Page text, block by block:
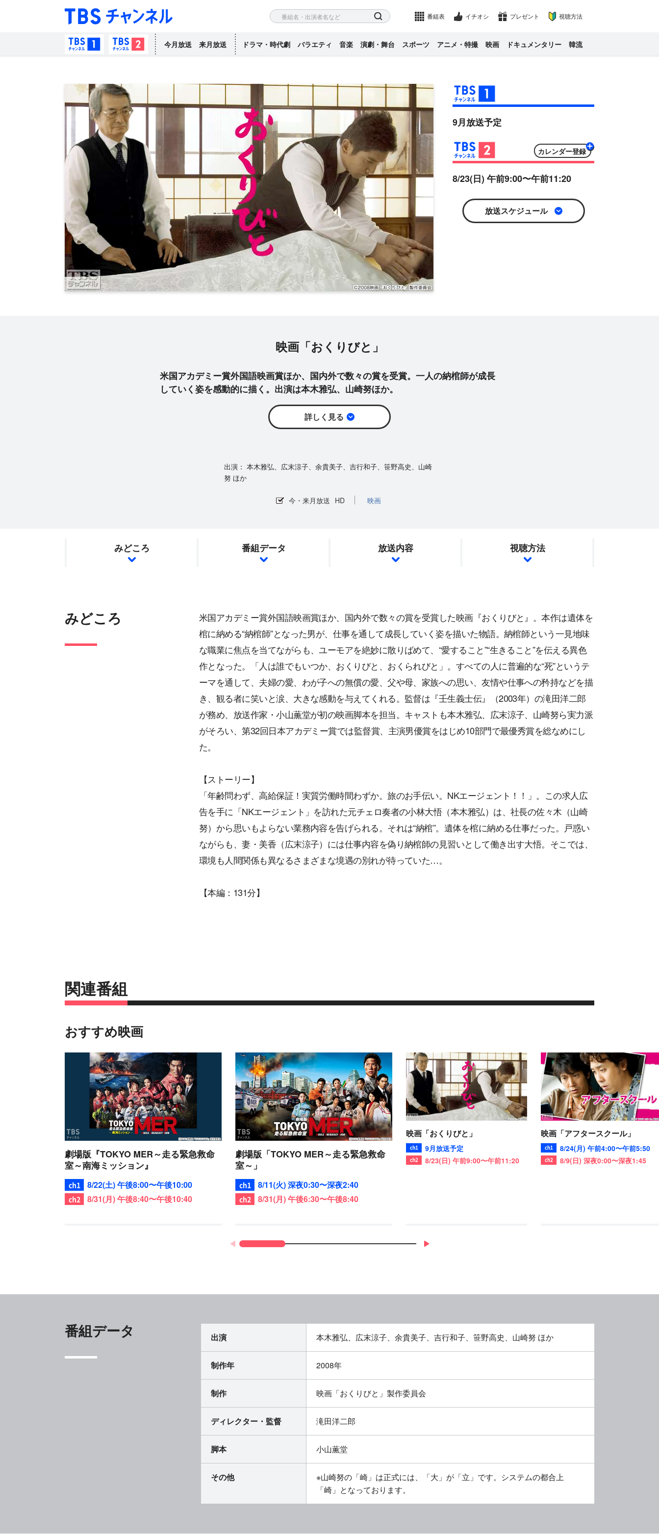
検索 番組表 イチオシ プレゼント 視聴方法
TBSチャンネル1TBSチャンネル2
今月放送 来月放送 ドラマ・時代劇 バラエティ 音楽 演劇・舞台 スポーツ アニメ・特撮 映画 ドキュメンタリー 韓流
9月放送予定
カレンダー
Google iCal
8/23(日) 午前9:00〜午前11:20
放送スケジュール
映画「おくりびと」
米国アカデミー賞外国語映画賞ほか、国内外で数々の賞を受賞。一人の納棺師が成長
していく姿を感動的に描く。出演は本木雅弘、山崎努ほか。
詳しく見る
本木雅弘、広末涼子、余貴美子、吉行和子、笹野高史、山崎
努 ほか
今・来月放送 HD 映画
みどころ 番組データ 放送内容 視聴方法
みどころ
米国アカデミー賞外国語映画賞ほか、国内外で数々の賞を受賞した映画『おくりびと』。本作は遺体を
棺に納める“納棺師”となった男が、仕事を通して成長していく姿を描いた物語。納棺師という一見地味
な職業に焦点を当てながらも、ユーモアを絶妙に散りばめて、“愛すること”“生きること”を伝える異色
作となった。「人は誰でもいつか、おくりびと、おくられびと」。すべての人に普遍的な“死”というテ
ーマを通して、夫婦の愛、わが子への無償の愛、父や母、家族への思い、友情や仕事への矜持などを描
き、観る者に笑いと涙、大きな感動を与えてくれる。監督は『壬生義士伝』（2003年）の滝田洋二郎
が務め、放送作家・小山薫堂が初の映画脚本を担当。キャストも本木雅弘、広末涼子、山崎努ら実力派
がそろい、第32回日本アカデミー賞では監督賞、主演男優賞をはじめ10部門で最優秀賞を総なめにし
た。
【ストーリー】
「年齢問わず、高給保証！実質労働時間わずか。旅のお手伝い。NKエージェント！！」。この求人広
告を手に「NKエージェント」を訪れた元チェロ奏者の小林大悟（本木雅弘）は、社長の佐々木（山崎
努）から思いもよらない業務内容を告げられる。それは“納棺”。遺体を棺に納める仕事だった。戸惑い
ながらも、妻・美香（広末涼子）には仕事内容を偽り納棺師の見習いとして働き出す大悟。そこでは、
環境も人間関係も異なるさまざまな境遇の別れが待っていた…。
【本編：131分】
関連番組
おすすめ映画
劇場版『TOKYO MER～走る緊急救命
室～南海ミッション』
8/22(土) 午後8:00〜午後10:00
8/31(月) 午後8:40〜午後10:40
劇場版「TOKYO MER～走る緊急救命
室～」
8/11(火) 深夜0:30〜深夜2:40
8/31(月) 午後6:30〜午後8:40
映画「おくりびと」
9月放送予定
8/23(日) 午前9:00〜午前11:20
映画「アフタースクール」
8/24(月) 午前4:00〜午前5:50
8/9(日) 深夜0:00〜深夜1:45
番組データ 出演 本木雅弘、広末涼子、余貴美子、吉行和子、笹野高史、山崎努 ほか
制作年 2008年
制作 映画「おくりびと」製作委員会
ディレクター・監督 滝田洋二郎
脚本 小山薫堂
その他
※山崎努の「崎」は正式には、「大」が「立」です。システムの都合上
「崎」となっております。